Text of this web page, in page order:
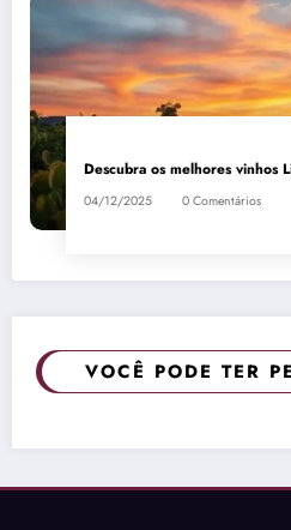
Descubra os melhores vinhos
04/12/2025 0 Comentários
VOCÊ PODE TER